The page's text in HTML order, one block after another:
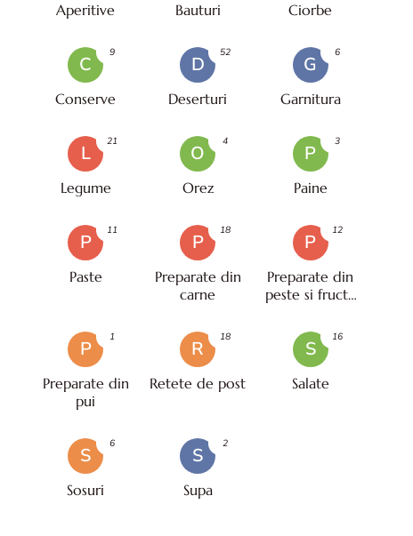
Aperitive Bauturi Ciorbe
C
Conserve
9
D
Deserturi
52
G
Garnitura
6
L
Legume
21
O
Orez
4
P
Paine
3
P
Paste
11
P
Preparate din
carne
18
P
Preparate din
peste si fructe
12
P
Preparate din
pui
1
R
Retete de post
18
S
Salate
16
S
Sosuri
6
S
Supa
2